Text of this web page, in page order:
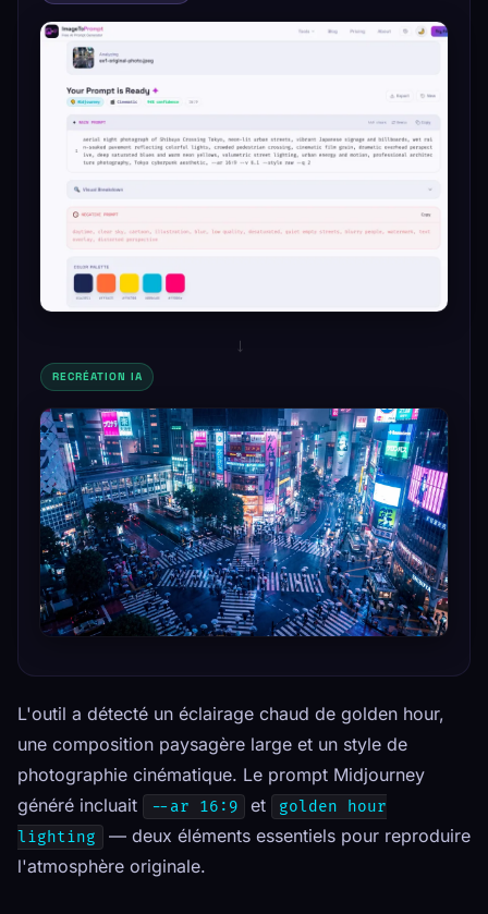
→
RECRÉATION IA
L'outil a détecté un éclairage chaud de golden hour,
une composition paysagère large et un style de
photographie cinématique. Le prompt Midjourney
généré incluait
--ar 16:9 et
golden hour
lighting
— deux éléments essentiels pour reproduire
l'atmosphère originale.